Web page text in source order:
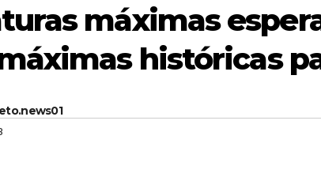
máximas
históricas